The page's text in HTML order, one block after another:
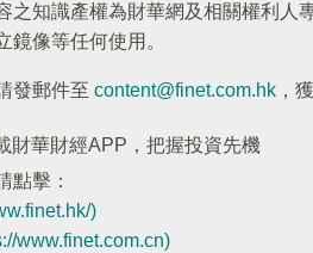
之知識產權為財華網及相關權利人
鏡像等任何使用。
發郵件至 content@finet.com.hk ，
財華財經APP，把握投資先機
點擊：
)
www.finet.com.cn)